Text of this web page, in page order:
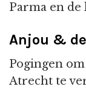
Parma en de
Anjou &
Pogingen
Atrecht te